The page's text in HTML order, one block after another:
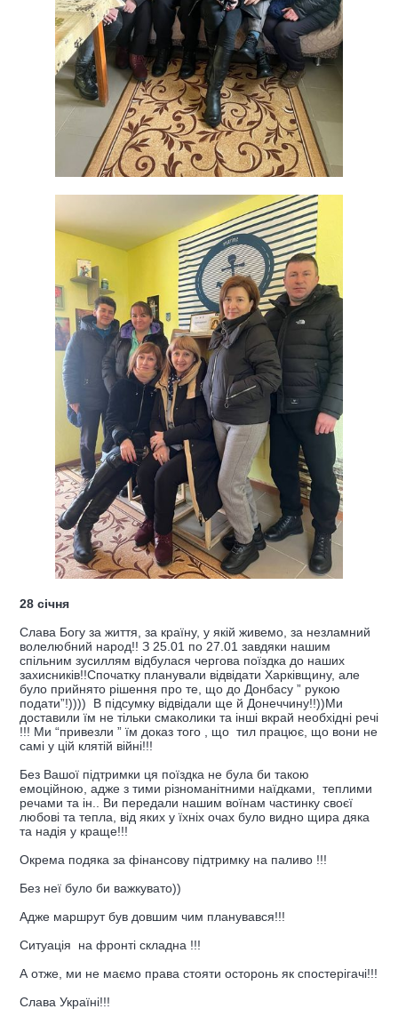
28 січня
Слава Богу за життя, за країну, у якій живемо, за незламний
волелюбний народ!! З 25.01 по 27.01 завдяки нашим
спільним зусиллям відбулася чергова поїздка до наших
захисників!!Спочатку планували відвідати Харківщину, але
було прийнято рішення про те, що до Донбасу ” рукою
подати”!)))) В підсумку відвідали ще й Донеччину!!))Ми
доставили їм не тільки смаколики та інші вкрай необхідні речі
!!! Ми “привезли ” їм доказ того , що тил працює, що вони не
самі у цій клятій війні!!!
Без Вашої підтримки ця поїздка не була би такою
емоційною, адже з тими різноманітними наїдками, теплими
речами та ін.. Ви передали нашим воїнам частинку своєї
любові та тепла, від яких у їхніх очах було видно щира дяка
та надія у краще!!!
Окрема подяка за фінансову підтримку на паливо !!!
Без неї було би важкувато))
Адже маршрут був довшим чим планувався!!!
Ситуація на фронті складна !!!
А отже, ми не маємо права стояти осторонь як спостерігачі!!!
Слава Україні!!!